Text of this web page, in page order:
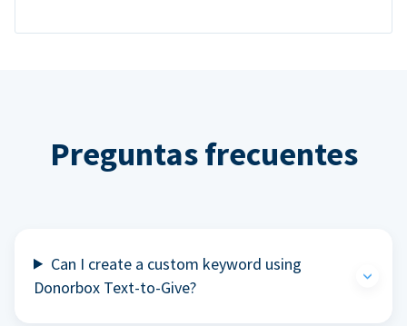
Preguntas frecuentes
Can I create a custom keyword using
Donorbox Text-to-Give?